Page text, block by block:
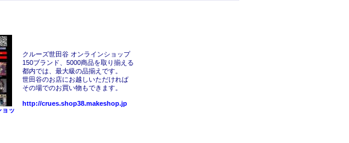
ョッ
クルーズ世田谷 オンラインショップ
150ブランド、5000商品を取り揃える
都内では、最大級の品揃えです。
世田谷のお店にお越しいただければ
その場でのお買い物もできます。
http://crues.shop38.makeshop.jp